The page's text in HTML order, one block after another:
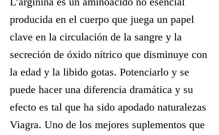
producida en el cuerpo que juega un papel
clave en la circulación de la sangre y la
secreción de óxido nítrico que disminuye con
la edad y la libido gotas. Potenciarlo y se
puede hacer una diferencia dramática y su
efecto es tal que ha sido apodado naturalezas
Viagra. Uno de los mejores suplementos que